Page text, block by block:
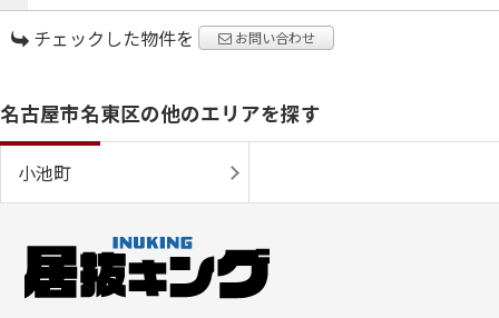
チェックした物件を お問い合わせ
名古屋市名東区の他のエリアを探す
小池町